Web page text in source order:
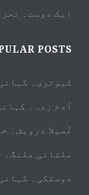
ایک دوست۔
POSTS
کبوتری۔
آدم زدہ۔
غُصیلا درویش۔
ملتانی ملنگ۔
دوستکی۔